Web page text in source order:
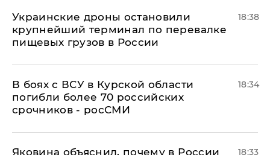
Украинские дроны остановили
крупнейший терминал по перевалке
пищевых грузов в России
18:38
В боях с ВСУ в Курской области
погибли более 70 российских
срочников - росСМИ
18:34
Яковина объяснил, почему в России
18:33